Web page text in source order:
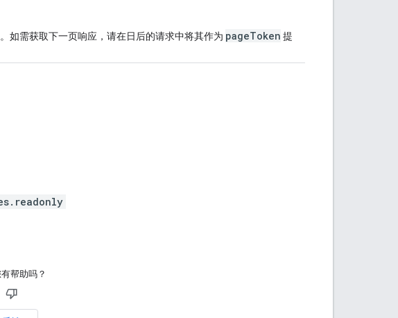
如需获取下一页响应，请在日后的请求中将其作为 pageToken 提
帮助吗？